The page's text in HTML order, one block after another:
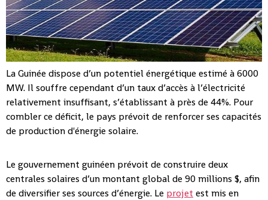
La Guinée dispose d’un potentiel énergétique estimé à 6000
MW. Il souffre cependant d’un taux d’accès à l’électricité
relativement insuffisant, s’établissant à près de 44%. Pour
combler ce déficit, le pays prévoit de renforcer ses capacités
de production d'énergie solaire.
Le gouvernement guinéen prévoit de construire deux
centrales solaires d’un montant global de 90 millions $, afin
de diversifier ses sources d’énergie. Le projet est mis en